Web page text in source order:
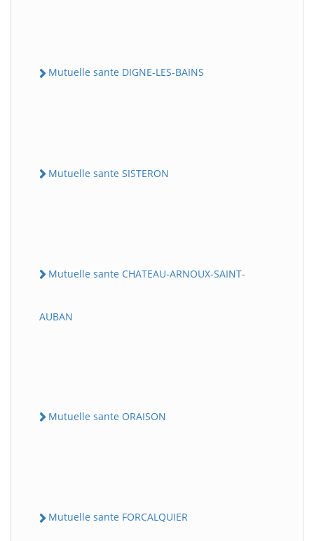
Mutuelle sante DIGNE-LES-BAINS
Mutuelle sante SISTERON
Mutuelle sante CHATEAU-ARNOUX-SAINT-
AUBAN
Mutuelle sante ORAISON
Mutuelle sante FORCALQUIER